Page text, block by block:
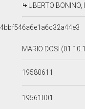
UBERTO
MARIO DOSI
19580611
19561001